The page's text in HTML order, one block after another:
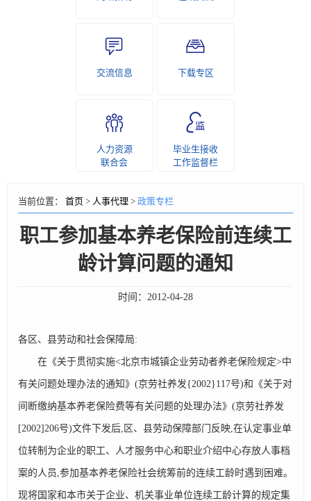
交流信息 下载专区
人力资源
联合会
毕业生接收
工作监督栏
当前位置： 首页 > 人事代理 > 政策专栏
职工参加基本养老保险前连续工
龄计算问题的通知
时间： 2012-04-28
各区、县劳动和社会保障局:
在《关于贯彻实施<北京市城镇企业劳动者养老保险规定>中
有关问题处理办法的通知》(京劳社养发{2002}117号)和《关于对
间断缴纳基本养老保险费等有关问题的处理办法》(京劳社养发
[2002]206号)文件下发后,区、县劳动保障部门反映,在认定事业单
位转制为企业的职工、人才服务中心和职业介绍中心存放人事档
案的人员,参加基本养老保险社会统筹前的连续工龄时遇到困难。
现将国家和本市关于企业、机关事业单位连续工龄计算的规定集